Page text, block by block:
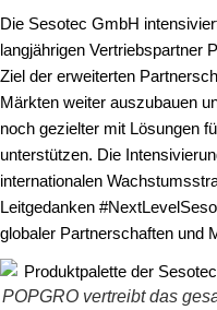
Die Sesotec GmbH
langjährigen Vertriebspartner
Ziel der erweiterten
Märkten weiter auszubauen
noch gezielter mit Lösungen
unterstützen. Die
internationalen
Leitgedanken
globaler Partnerschaften und
POPGRO vertreibt das